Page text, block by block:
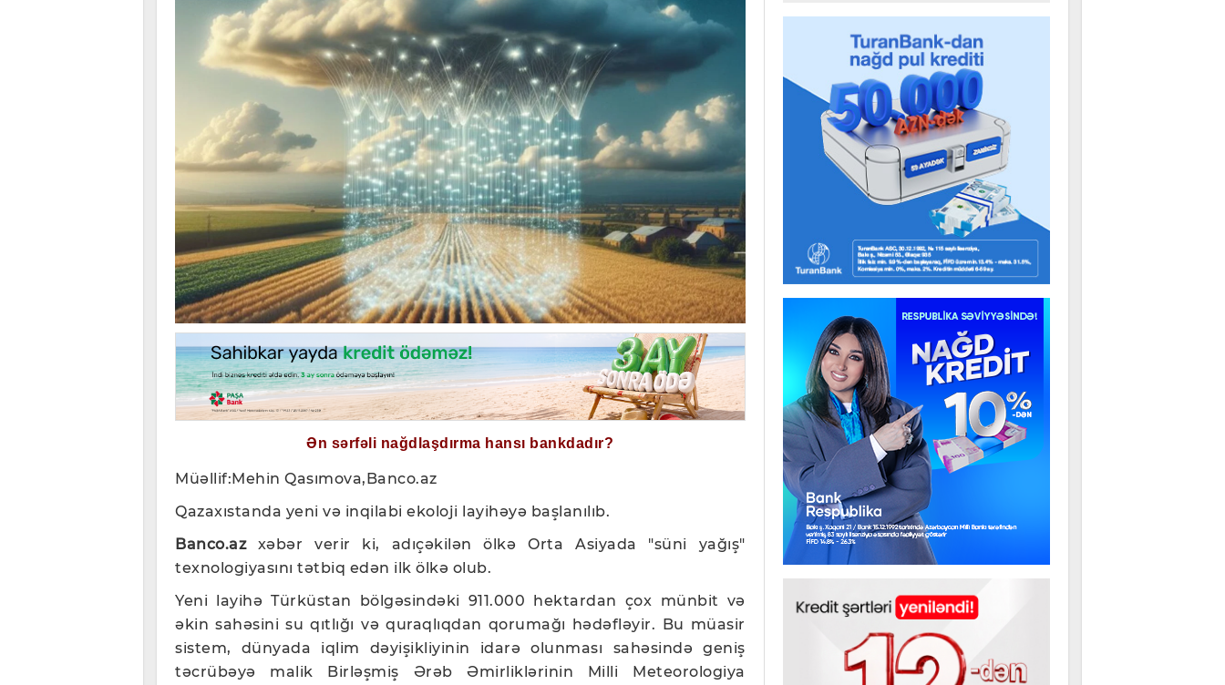
Ən sərfəli nağdlaşdırma hansı bankdadır?
Müəllif:Mehin Qasımova,Banco.az
Qazaxıstanda yeni və inqilabi ekoloji layihəyə başlanılıb.
Banco.az xəbər verir ki, adıçəkilən ölkə Orta Asiyada "süni yağış"
texnologiyasını tətbiq edən ilk ölkə olub.
Yeni layihə Türküstan bölgəsindəki 911.000 hektardan çox münbit və
əkin sahəsini su qıtlığı və quraqlıqdan qorumağı hədəfləyir. Bu müasir
sistem, dünyada iqlim dəyişikliyinin idarə olunması sahəsində geniş
təcrübəyə malik Birləşmiş Ərəb Əmirliklərinin Milli Meteorologiya